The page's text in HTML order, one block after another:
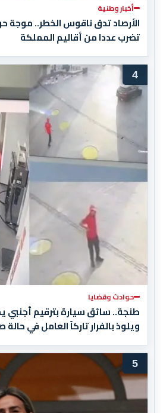
أخبار وطنية
الأرصاد تدق ناقوس الخطر.. موجة
تضرب عددا من أقاليم المملكة
4
حوادث وقضايا
طنجة.. سائق سيارة بترقيم أجنبي
ويلوذ بالفرار تاركاً العامل في
5